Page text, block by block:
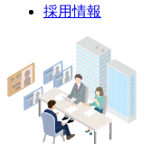
採用情報